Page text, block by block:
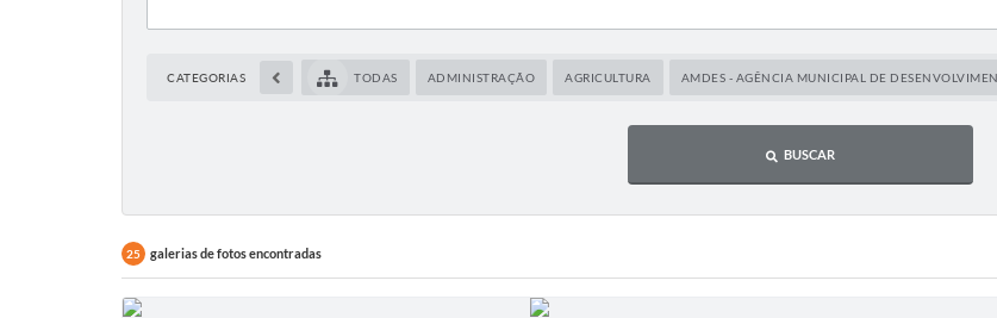
CATEGORIAS TODAS ADMINISTRAÇÃO AGRICULTURA AMDES - AGÊNCIA MUNICIPAL DE
BUSCAR
25 galerias de fotos encontradas